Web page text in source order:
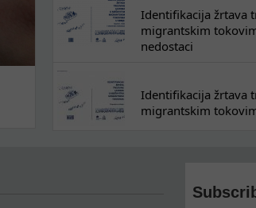
Identifikacija žrtava
migrantskim
nedostaci
Identifikacija žrtava
migrantskim